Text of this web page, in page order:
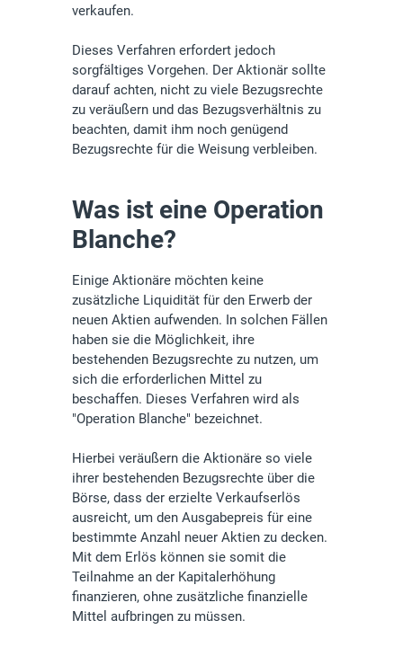
verkaufen.
Dieses Verfahren erfordert jedoch
sorgfältiges Vorgehen. Der Aktionär sollte
darauf achten, nicht zu viele Bezugsrechte
zu veräußern und das Bezugsverhältnis zu
beachten, damit ihm noch genügend
Bezugsrechte für die Weisung verbleiben.
Was ist eine Operation
Blanche?
Einige Aktionäre möchten keine
zusätzliche Liquidität für den Erwerb der
neuen Aktien aufwenden. In solchen Fällen
haben sie die Möglichkeit, ihre
bestehenden Bezugsrechte zu nutzen, um
sich die erforderlichen Mittel zu
beschaffen. Dieses Verfahren wird als
"Operation Blanche" bezeichnet.
Hierbei veräußern die Aktionäre so viele
ihrer bestehenden Bezugsrechte über die
Börse, dass der erzielte Verkaufserlös
ausreicht, um den Ausgabepreis für eine
bestimmte Anzahl neuer Aktien zu decken.
Mit dem Erlös können sie somit die
Teilnahme an der Kapitalerhöhung
finanzieren, ohne zusätzliche finanzielle
Mittel aufbringen zu müssen.